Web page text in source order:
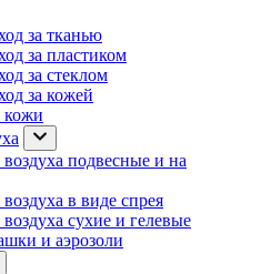
за тканью
за пластиком
за стеклом
за кожей
кожи
подвесные и на
в виде спрея
сухие и гелевые
и аэрозоли